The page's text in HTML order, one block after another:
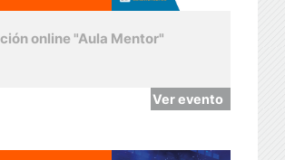
online "Aula Mentor"
Ver evento